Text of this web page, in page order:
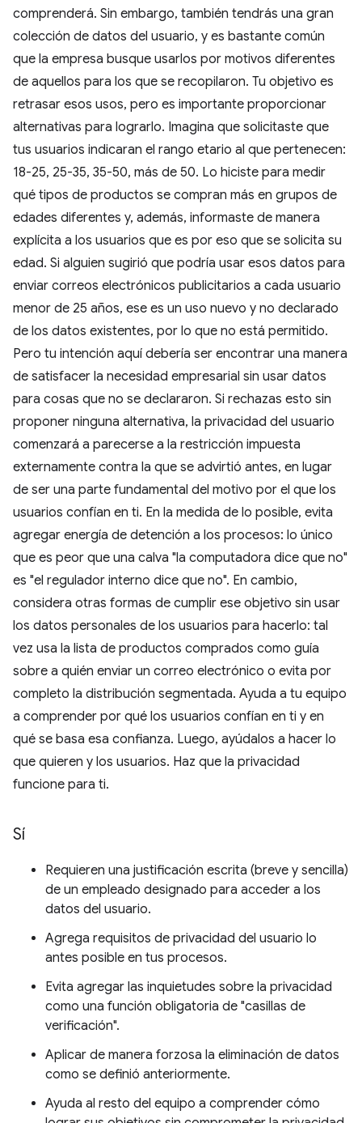
comprenderá. Sin embargo, también tendrás una gran
colección de datos del usuario, y es bastante común
que la empresa busque usarlos por motivos diferentes
de aquellos para los que se recopilaron. Tu objetivo es
retrasar esos usos, pero es importante proporcionar
alternativas para lograrlo. Imagina que solicitaste que
tus usuarios indicaran el rango etario al que pertenecen:
18-25, 25-35, 35-50, más de 50. Lo hiciste para medir
qué tipos de productos se compran más en grupos de
edades diferentes y, además, informaste de manera
explícita a los usuarios que es por eso que se solicita su
edad. Si alguien sugirió que podría usar esos datos para
enviar correos electrónicos publicitarios a cada usuario
menor de 25 años, ese es un uso nuevo y no declarado
de los datos existentes, por lo que no está permitido.
Pero tu intención aquí debería ser encontrar una manera
de satisfacer la necesidad empresarial sin usar datos
para cosas que no se declararon. Si rechazas esto sin
proponer ninguna alternativa, la privacidad del usuario
comenzará a parecerse a la restricción impuesta
externamente contra la que se advirtió antes, en lugar
de ser una parte fundamental del motivo por el que los
usuarios confían en ti. En la medida de lo posible, evita
agregar energía de detención a los procesos: lo único
que es peor que una calva "la computadora dice que no"
es "el regulador interno dice que no". En cambio,
considera otras formas de cumplir ese objetivo sin usar
los datos personales de los usuarios para hacerlo: tal
vez usa la lista de productos comprados como guía
sobre a quién enviar un correo electrónico o evita por
completo la distribución segmentada. Ayuda a tu equipo
a comprender por qué los usuarios confían en ti y en
qué se basa esa confianza. Luego, ayúdalos a hacer lo
que quieren y los usuarios. Haz que la privacidad
funcione para ti.
Sí
Requieren una justificación escrita (breve y sencilla)
de un empleado designado para acceder a los
datos del usuario.
Agrega requisitos de privacidad del usuario lo
antes posible en tus procesos.
Evita agregar las inquietudes sobre la privacidad
como una función obligatoria de "casillas de
verificación".
Aplicar de manera forzosa la eliminación de datos
como se definió anteriormente.
Ayuda al resto del equipo a comprender cómo